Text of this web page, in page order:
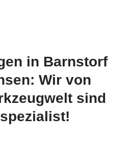
in Barnstorf
Wir von
sind